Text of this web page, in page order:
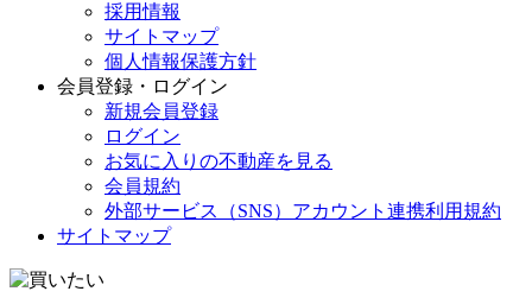
採用情報
サイトマップ
個人情報保護方針
会員登録・ログイン
新規会員登録
ログイン
お気に入りの不動産を見る
会員規約
外部サービス（SNS）アカウント連携利用規約
サイトマップ